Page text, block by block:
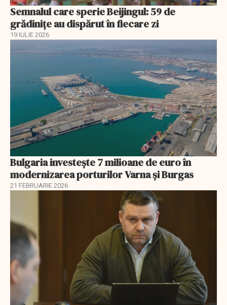
Semnalul care sperie Beijingul: 59 de
grădinițe au dispărut în fiecare zi
19 IULIE 2026
Bulgaria investește 7 milioane de euro în
modernizarea porturilor Varna și Burgas
21 FEBRUARIE 2026